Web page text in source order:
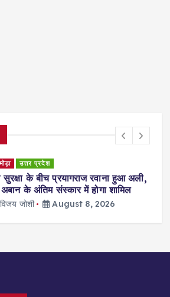
प्रदेश
के बीच प्रयागराज रवाना हुआ अली,
अंतिम संस्कार में होगा शामिल
August 8, 2026